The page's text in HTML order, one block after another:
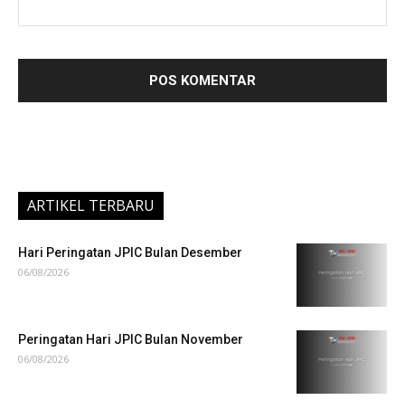
ARTIKEL TERBARU
Hari Peringatan JPIC Bulan Desember
06/08/2026
Peringatan Hari JPIC Bulan November
06/08/2026